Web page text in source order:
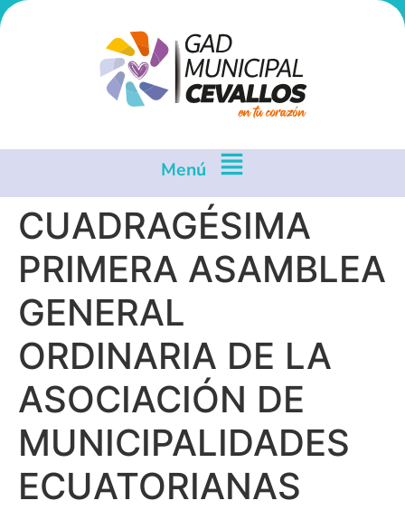
Menú
CUADRAGÉSIMA
PRIMERA ASAMBLEA
GENERAL
ORDINARIA DE LA
ASOCIACIÓN DE
MUNICIPALIDADES
ECUATORIANAS